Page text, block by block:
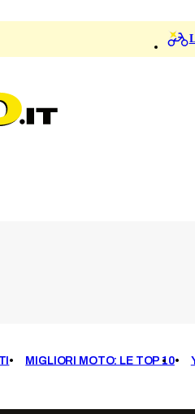
MIGLIORI MOTO: LE TOP 10